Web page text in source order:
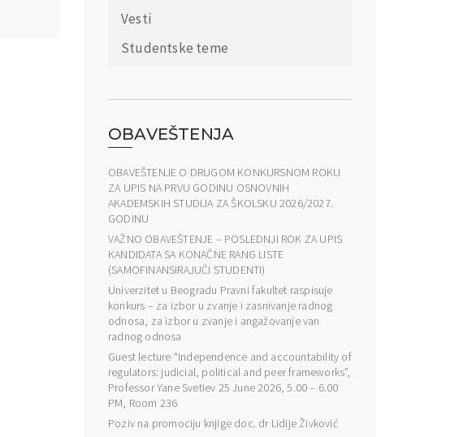
Vesti
Studentske teme
OBAVEŠTENJA
OBAVEŠTENJE O DRUGOM KONKURSNOM ROKU
ZA UPIS NA PRVU GODINU OSNOVNIH
AKADEMSKIH STUDIJA ZA ŠKOLSKU 2026/2027.
GODINU
VAŽNO OBAVEŠTENJE – POSLEDNJI ROK ZA UPIS
KANDIDATA SA KONAČNE RANG LISTE
(SAMOFINANSIRAJUĆI STUDENTI)
Univerzitet u Beogradu Pravni fakultet raspisuje
konkurs – za izbor u zvanje i zasnivanje radnog
odnosa, za izbor u zvanje i angažovanje van
radnog odnosa
Guest lecture “Independence and accountability of
regulators: judicial, political and peer frameworks”,
Professor Yane Svetiev 25 June 2026, 5.00 – 6.00
PM, Room 236
Poziv na promociju knjige doc. dr Lidije Živković